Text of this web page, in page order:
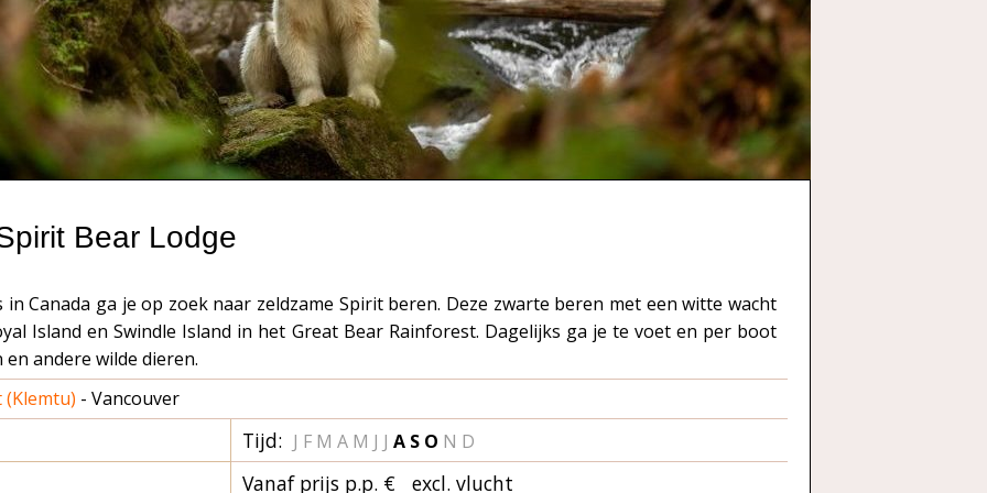
Bear Lodge
Canada ga je op zoek naar zeldzame Spirit beren. Deze zwarte beren met een witte wacht
Island en Swindle Island in het Great Bear Rainforest. Dagelijks ga je te voet en per boot
andere wilde dieren.
- Vancouver
Tijd: J F M A M J J A S O N D
Vanaf prijs p.p. € excl. vlucht